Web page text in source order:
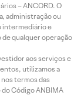
– ANCORD. O
administração ou
intermediário e
qualquer operação
aos serviços e
utilizamos a
termos das
Código ANBIMA